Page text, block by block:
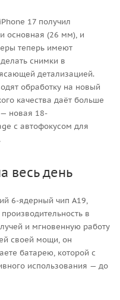
17 получил
основная (26 мм), и
теперь имеют
снимки в
детализацией.
обработку на новый
качества даёт больше
новая 18-
с автофокусом для
весь день
6-ядерный чип A19,
в
и мгновенную работу
своей мощи, он
батарею, которой с
использования — до